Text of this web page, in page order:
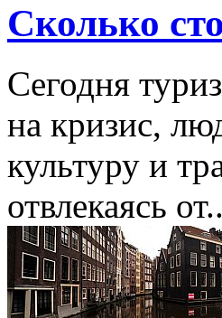
Сколько
Сегодня
на кризис,
культуру и
отвлекаясь